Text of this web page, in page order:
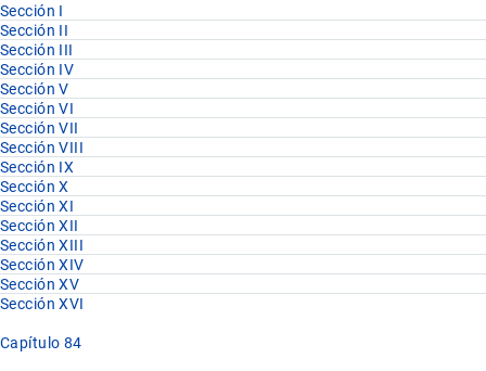
Sección I
Sección II
Sección III
Sección IV
Sección V
Sección VI
Sección VII
Sección VIII
Sección IX
Sección X
Sección XI
Sección XII
Sección XIII
Sección XIV
Sección XV
Sección XVI
Capítulo 84